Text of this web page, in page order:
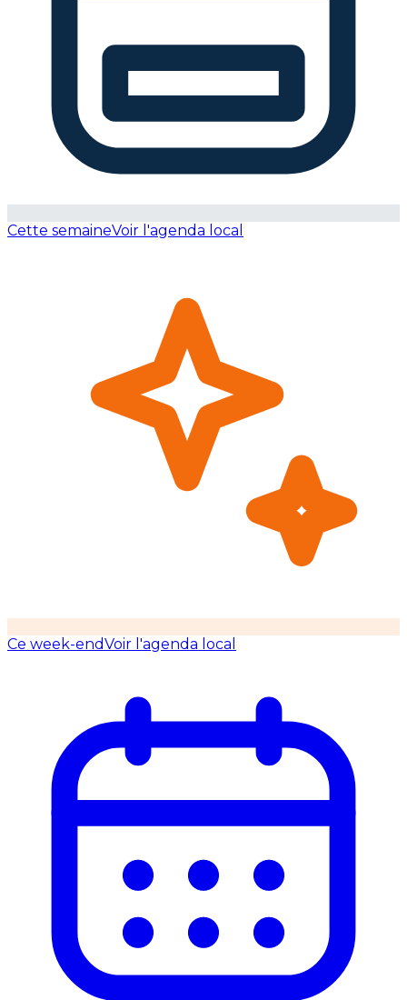
Cette semaineVoir l'agenda local
Ce week-endVoir l'agenda local